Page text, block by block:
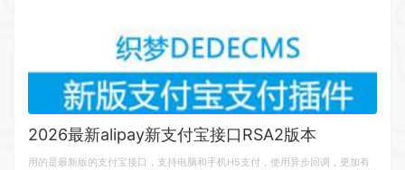
2026最新alipay新支付宝接口RSA2版本
用的是最新版的支付宝接口，支持电脑和手机H5支付，使用异步回调，更加有